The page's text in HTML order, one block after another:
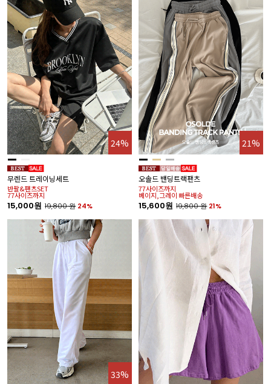
24%
무렌드 트레이닝세트
반팔&팬츠SET
77사이즈까지
15,000원 19,800원 24%
21%
오솔드 밴딩트랙팬츠
77사이즈까지
베이지,그레이 빠른배송
15,600원 19,800원 21%
33%